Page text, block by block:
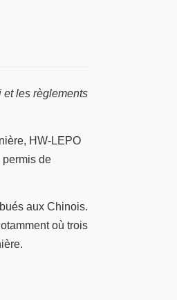
et les règlements
HW-LEPO
de
aux Chinois.
où trois